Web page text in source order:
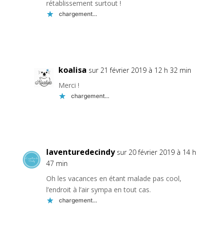
rétablissement surtout !
chargement…
koalisa sur 21 février 2019 à 12 h 32 min
Merci !
chargement…
laventuredecindy sur 20 février 2019 à 14 h
47 min
Oh les vacances en étant malade pas cool,
l’endroit à l’air sympa en tout cas.
chargement…